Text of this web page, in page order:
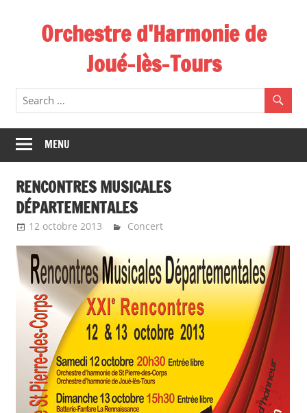
Orchestre d'Harmonie de
Joué-lès-Tours
MENU
RENCONTRES MUSICALES
DÉPARTEMENTALES
12 octobre 2013 Emeline Design
Concert